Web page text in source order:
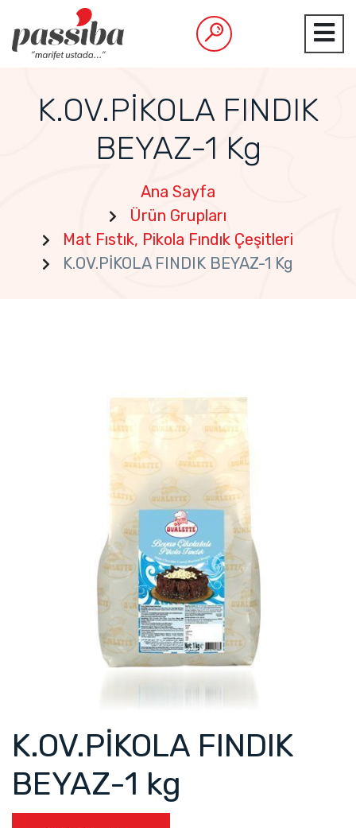
K.OV.PİKOLA FINDIK
BEYAZ-1 Kg
Ana Sayfa
Ürün Grupları
Mat Fıstık, Pikola Fındık Çeşitleri
K.OV.PİKOLA FINDIK BEYAZ-1 Kg
K.OV.PİKOLA FINDIK
BEYAZ-1 kg